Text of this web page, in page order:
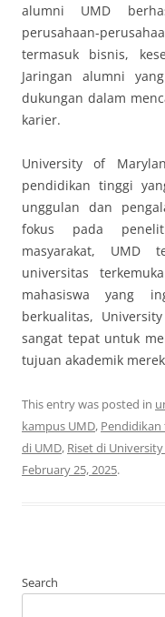
alumni UMD
perusahaan-
termasuk bisnis,
Jaringan alumni
dukungan dalam
karier.
University of
pendidikan tinggi
unggulan dan
fokus pada
masyarakat, UMD
universitas
mahasiswa yang
berkualitas,
sangat tepat untuk
tujuan akademik
This entry was posted in
kampus UMD, Pendidikan
di UMD, Riset di
February 25, 2025.
Search